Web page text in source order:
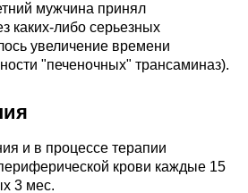
мужчина принял
каких-либо серьезных
увеличение времени
"печеночных" трансаминаз).
и в процессе терапии
крови каждые 15
3 мес.